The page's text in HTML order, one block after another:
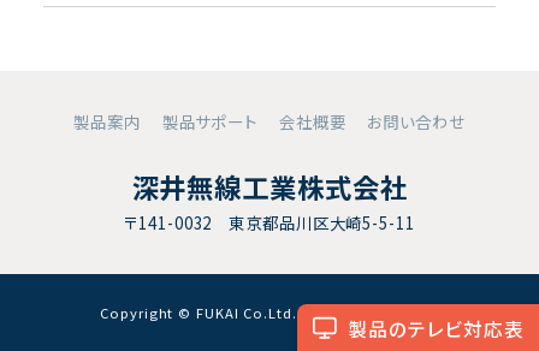
製品のテレビ対応表
製品案内 製品サポート 会社概要 お問い合わせ
深井無線工業株式会社
〒141-0032 東京都品川区大崎5-5-11
Copyright © FUKAI Co.Ltd. All RightsReserved.